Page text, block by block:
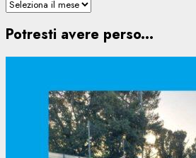
Potresti avere perso...